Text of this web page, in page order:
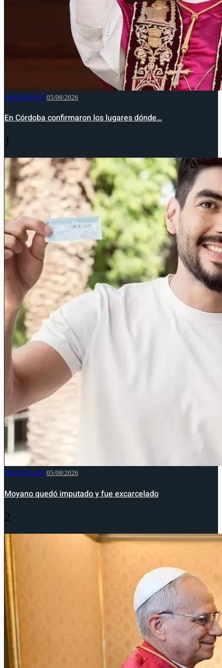
NACIONALES 05/08/2026
En Córdoba confirmaron los lugares dónde…
1
NACIONALES 05/08/2026
Moyano quedó imputado y fue excarcelado
2